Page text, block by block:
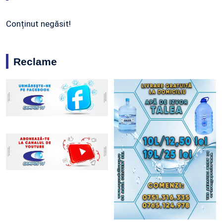
Conținut negăsit!
Reclame